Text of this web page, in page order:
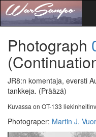
Photograph
JR8:n komentaja, eversti
tankkeja. (Prääzä)
Kuvassa on OT-133
Photograper: Martin J.